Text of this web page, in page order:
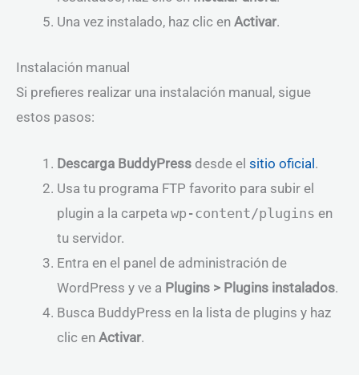
Una vez instalado, haz clic en Activar.
Instalación manual
Si prefieres realizar una instalación manual, sigue
estos pasos:
Descarga BuddyPress desde el sitio oficial.
Usa tu programa FTP favorito para subir el
plugin a la carpeta wp-content/plugins en
tu servidor.
Entra en el panel de administración de
WordPress y ve a Plugins > Plugins instalados.
Busca BuddyPress en la lista de plugins y haz
clic en Activar.